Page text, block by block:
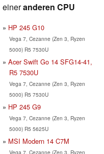
eineranderen CPU
HP 245 G10
Vega 7, Cezanne (Zen 3, Ryzen
5000) R5 7530U
Acer Swift Go 14 SFG14-41,
R5 7530U
Vega 7, Cezanne (Zen 3, Ryzen
5000) R5 7530U
HP 245 G9
Vega 7, Cezanne (Zen 3, Ryzen
5000) R5 5625U
MSI Modern 14 C7M
Vega 7, Cezanne (Zen 3, Ryzen